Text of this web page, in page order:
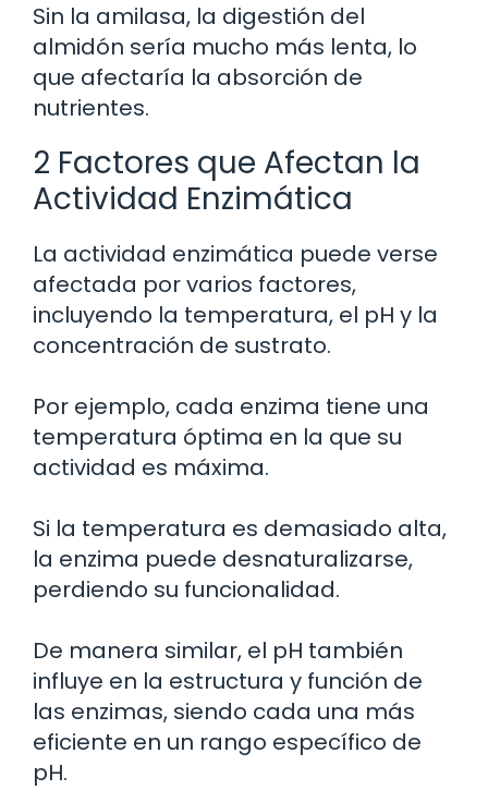
Sin la amilasa, la digestión del
almidón sería mucho más lenta, lo
que afectaría la absorción de
nutrientes.
2 Factores que Afectan la
Actividad Enzimática
La actividad enzimática puede verse
afectada por varios factores,
incluyendo la temperatura, el pH y la
concentración de sustrato.
Por ejemplo, cada enzima tiene una
temperatura óptima en la que su
actividad es máxima.
Si la temperatura es demasiado alta,
la enzima puede desnaturalizarse,
perdiendo su funcionalidad.
De manera similar, el pH también
influye en la estructura y función de
las enzimas, siendo cada una más
eficiente en un rango específico de
pH.